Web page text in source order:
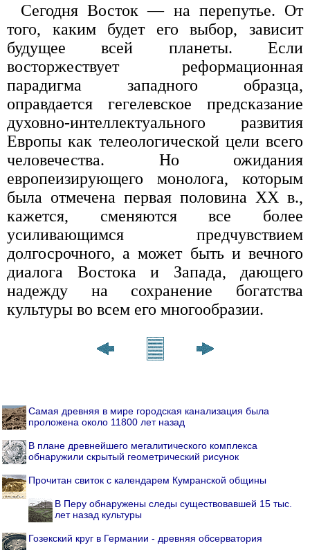
Сегодня Восток — на перепутье. От
того, каким будет его выбор, зависит
будущее всей планеты. Если
восторжествует реформационная
парадигма западного образца,
оправдается гегелевское предсказание
духовно-интеллектуального развития
Европы как телеологической цели всего
человечества. Но ожидания
европеизирующего монолога, которым
была отмечена первая половина XX в.,
кажется, сменяются все более
усиливающимся предчувствием
долгосрочного, а может быть и вечного
диалога Востока и Запада, дающего
надежду на сохранение богатства
культуры во всем его многообразии.
Самая древняя в мире городская канализация была
проложена около 11800 лет назад
В плане древнейшего мегалитического комплекса
обнаружили скрытый геометрический рисунок
Прочитан свиток с календарем Кумранской общины
В Перу обнаружены следы существовавшей 15 тыс.
лет назад культуры
Гозекский круг в Германии - древняя обсерватория